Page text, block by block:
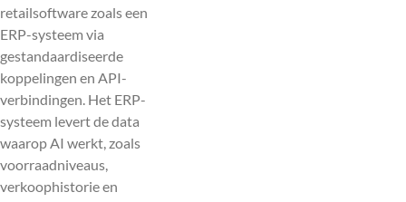
retailsoftware zoals een
ERP-systeem via
gestandaardiseerde
koppelingen en API-
verbindingen. Het ERP-
systeem levert de data
waarop AI werkt, zoals
voorraadniveaus,
verkoophistorie en